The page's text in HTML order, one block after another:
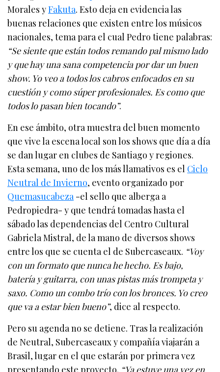
Morales yFakuta. Esto deja en evidencia las
buenas relaciones que existen entre los músicos
nacionales, tema para el cual Pedro tiene palabras:
“Se siente que están todos remando pal mismo lado
y que hay una sana competencia por dar un buen
show. Yo veo a todos los cabros enfocados en su
cuestión y como súper profesionales. Es como que
todos lo pasan bien tocando”.
En ese ámbito, otra muestra del buen momento
que vive la escena local son los shows que día a día
se dan lugar en clubes de Santiago y regiones.
Esta semana, uno de los más llamativos es el Ciclo
Neutral de Invierno, evento organizado por
Quemasucabeza-el sello que alberga a
Pedropiedra- y que tendrá tomadas hasta el
sábado las dependencias del Centro Cultural
Gabriela Mistral, de la mano de diversos shows
entre los que se cuenta el de Subercaseaux. “Voy
con un formato que nunca he hecho. Es bajo,
batería y guitarra, con unas pistas más trompeta y
saxo. Como un combo trío con los bronces. Yo creo
que va a estar bien bueno”, dice al respecto.
Pero su agenda no se detiene. Tras la realización
de Neutral, Subercaseaux y compañía viajarán a
Brasil, lugar en el que estarán por primera vez